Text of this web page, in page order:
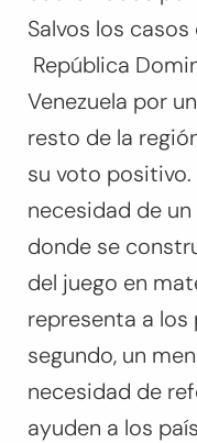
Salvos los
República
Venezuela por
resto de la
su voto positivo.
necesidad de
donde se
del juego en
representa a los
segundo, un
necesidad de
ayuden a los